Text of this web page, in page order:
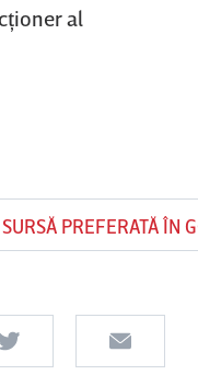
al
PREFERATĂ ÎN